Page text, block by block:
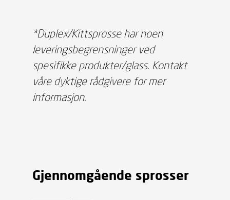
*Duplex/Kittsprosse har noen
leveringsbegrensninger ved
spesifikke produkter/glass. Kontakt
våre dyktige rådgivere for mer
informasjon.
Gjennomgående sprosser